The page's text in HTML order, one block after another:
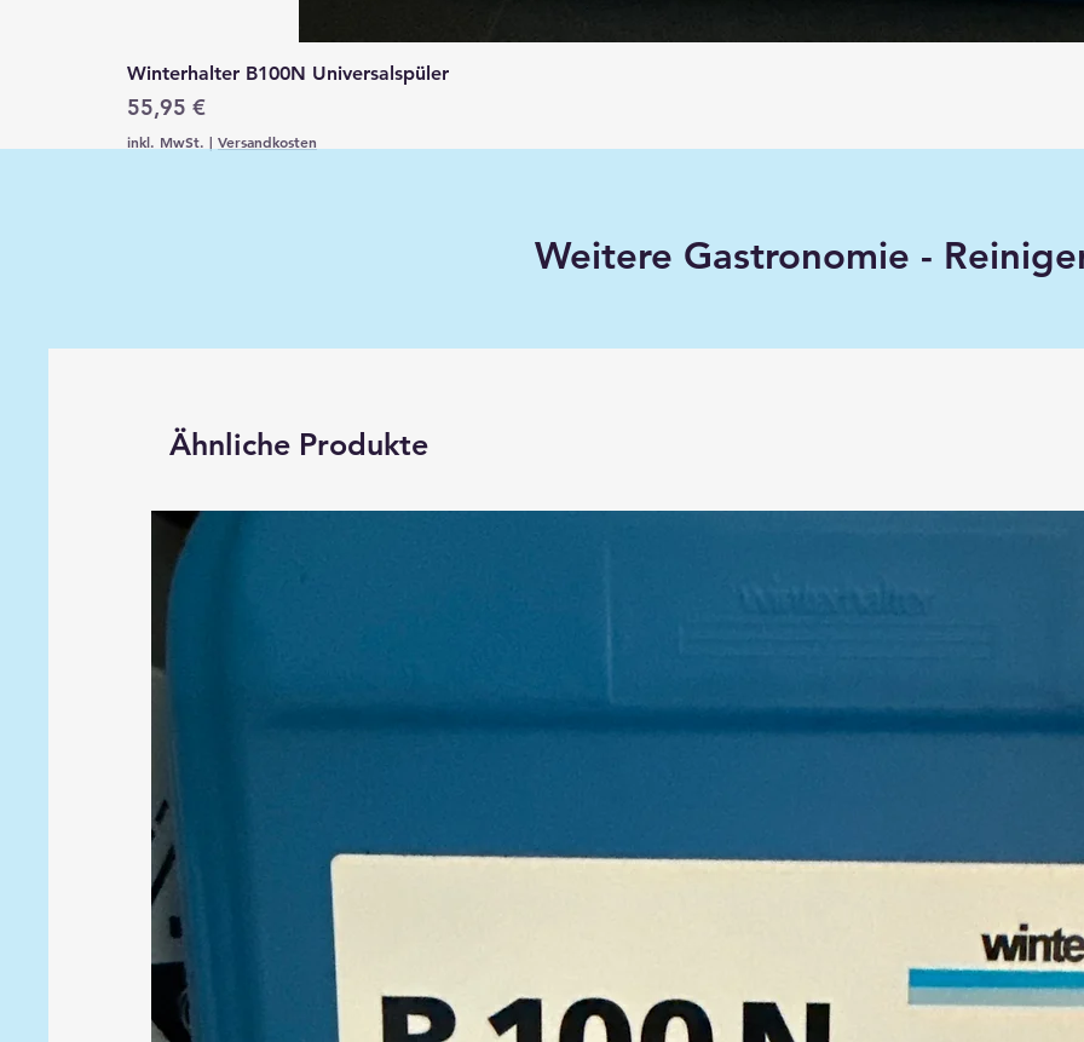
Winterhalter B100N Universalspüler
Preis
55,95 €
inkl. MwSt. | Versandkosten
Weitere Gastronomie -
Ähnliche Produkte